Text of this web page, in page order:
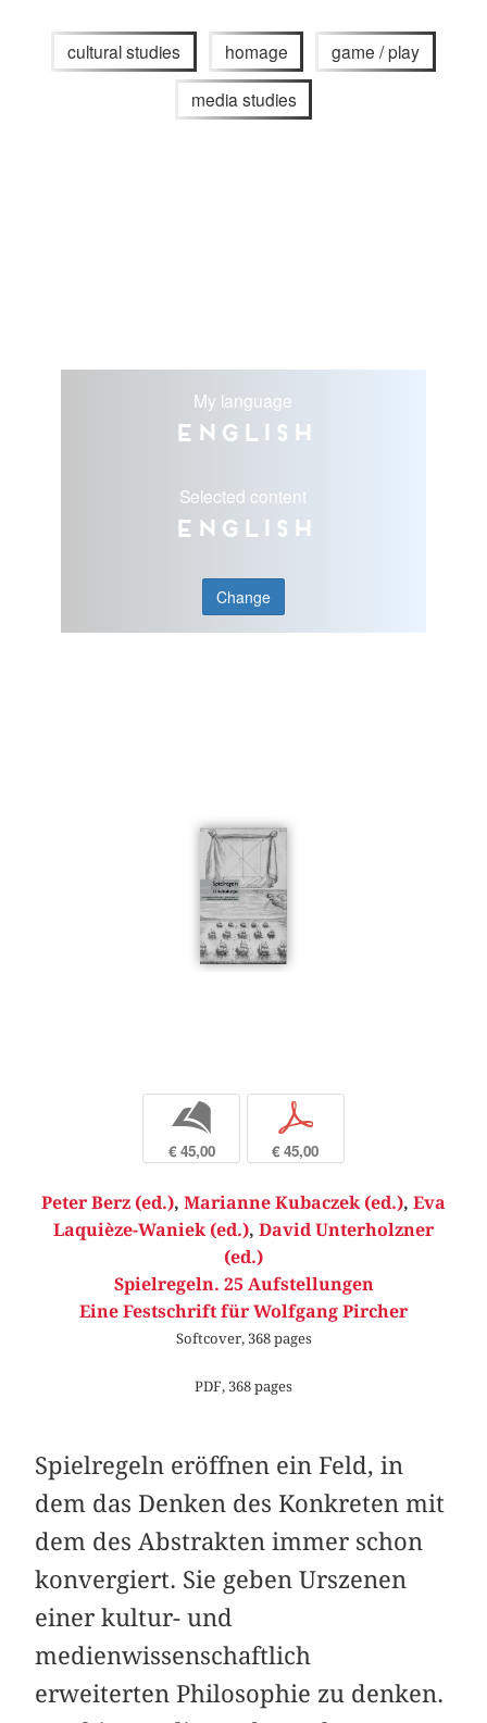
cultural studies homage game / play
media studies
My language
English
Selected content
English
Change
b
€ 45,00
p
€ 45,00
Peter Berz (ed.), Marianne Kubaczek (ed.), Eva
Laquièze-Waniek (ed.), David Unterholzner
(ed.)
Spielregeln. 25 Aufstellungen
Eine Festschrift für Wolfgang Pircher
Softcover, 368 pages
PDF, 368 pages
Spielregeln eröffnen ein Feld, in
dem das Denken des Konkreten mit
dem des Abstrakten immer schon
konvergiert. Sie geben Urszenen
einer kultur- und
medienwissenschaftlich
erweiterten Philosophie zu denken.